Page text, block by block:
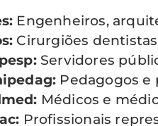
Engenheiros,
Cirurgiões
Servidores
Pedagogos e
Médicos e
Profissionais